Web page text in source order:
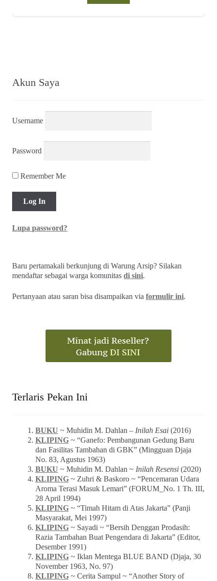
Akun Saya
Username
Password
Remember Me
Lupa password?
Baru pertamakali berkunjung di Warung Arsip? Silakan
mendaftar sebagai warga komunitasdi sini.
Pertanyaan atau saran bisa disampaikan viaformulir ini.
Terlaris Pekan Ini
BUKU ~ Muhidin M. Dahlan – Inilah Esai(2016)
KLIPING~ “Ganefo: Pembangunan Gedung Baru
dan Fasilitas Tambahan di GBK” (Mingguan Djaja
No. 83, Agustus 1963)
BUKU ~ Muhidin M. Dahlan ~ Inilah Resensi(2020)
KLIPING~ Zuhri & Baskoro ~ “Pencemaran Udara
Aroma Terasi Masuk Lemari” (FORUM_No. 1 Th. III,
28 April 1994)
KLIPING~ “Timah Hitam di Atas Jakarta” (Panji
Masyarakat, Mei 1997)
KLIPING~ Sayadi ~ “Bersih Denggan Prodasih:
Razia Tambahan Buat Pengendara di Jakarta” (Editor,
Desember 1991)
KLIPING~ Iklan Mentega BLUE BAND (Djaja, 30
November 1963, No. 97)
KLIPING~ Cerita Sampul ~ “Another Story of